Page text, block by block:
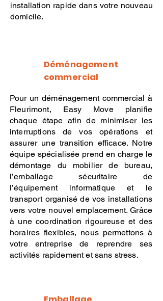
installation rapide dans votre nouveau
domicile.
Déménagement
commercial
Pour un déménagement commercial à
Fleurimont, Easy Move planifie
chaque étape afin de minimiser les
interruptions de vos opérations et
assurer une transition efficace. Notre
équipe spécialisée prend en charge le
démontage du mobilier de bureau,
l’emballage sécuritaire de
l’équipement informatique et le
transport organisé de vos installations
vers votre nouvel emplacement. Grâce
à une coordination rigoureuse et des
horaires flexibles, nous permettons à
votre entreprise de reprendre ses
activités rapidement et sans stress.